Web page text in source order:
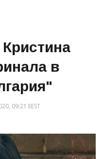
Кристина
в
09:21 EEST